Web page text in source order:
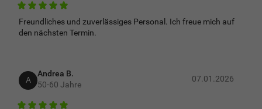
Freundliches und zuverlässiges Personal. Ich freue mich auf
den nächsten Termin.
A
Andrea B.
50-60 Jahre
07.01.2026